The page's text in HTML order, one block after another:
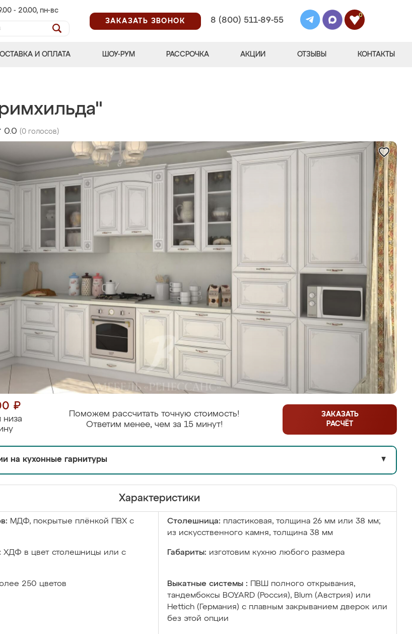
- 20.00, пн-вс
ЗАКАЗАТЬ ЗВОНОК
8 (800) 511-89-55
0
И ОПЛАТА ШОУ-РУМ РАССРОЧКА АКЦИИ ОТЗЫВЫ КОНТАКТЫ
0.0 (0 голосов)
₽
низа
Поможем рассчитать точную стоимость!
Ответим менее, чем за 15 минут!
ЗАКАЗАТЬ
РАСЧЁТ
на кухонные гарнитуры ▼
Характеристики
МДФ, покрытые плёнкой ПВХ с
Столешница: пластиковая, толщина 26 мм или 38 мм;
из искусственного камня, толщина 38 мм
ХДФ в цвет столешницы или с
Габариты: изготовим кухню любого размера
250 цветов Выкатные системы :
ПВШ полного открывания,
тандембоксы BOYARD (Россия), Blum (Австрия) или
Hettich (Германия) с плавным закрыванием дверок или
без этой опции